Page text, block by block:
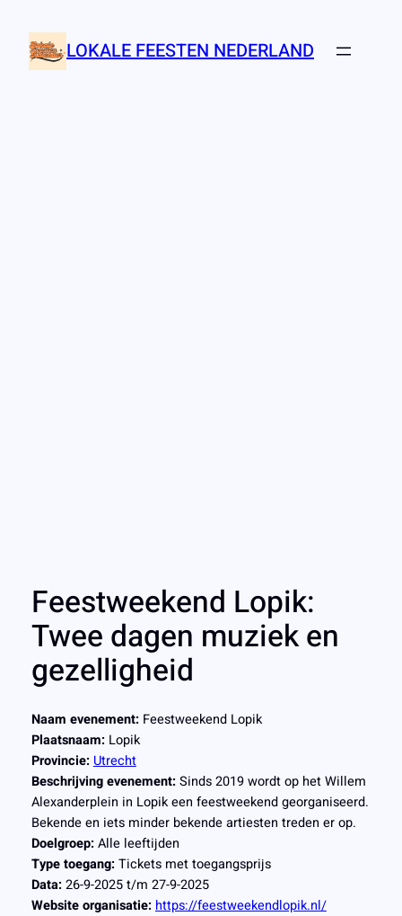
naar
LOKALE FEESTEN NEDERLAND
Feestweekend Lopik:
Twee dagen muziek en
gezelligheid
Naam evenement: Feestweekend Lopik
Plaatsnaam: Lopik
Provincie: Utrecht
Beschrijving evenement: Sinds 2019 wordt op het Willem
Alexanderplein in Lopik een feestweekend georganiseerd.
Bekende en iets minder bekende artiesten treden er op.
Doelgroep: Alle leeftijden
Type toegang: Tickets met toegangsprijs
Data: 26-9-2025 t/m 27-9-2025
Website organisatie: https://feestweekendlopik.nl/